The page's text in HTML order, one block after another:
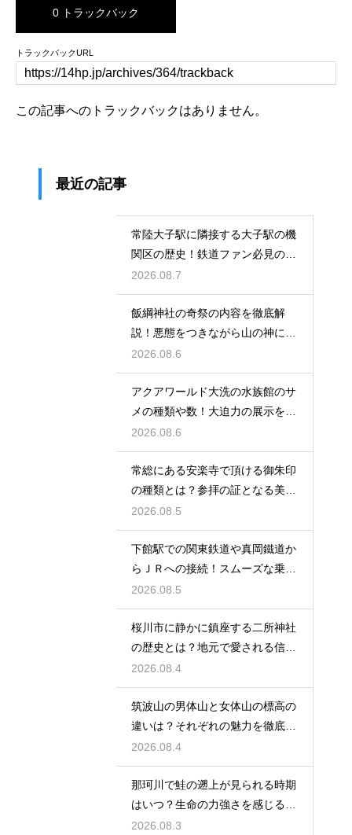
0 トラックバック
トラックバックURL
この記事へのトラックバックはありません。
最近の記事
常陸大子駅に隣接する大子駅の機
関区の歴史！鉄道ファン必見のレ
トロな姿
2026.08.7
飯綱神社の奇祭の内容を徹底解
説！悪態をつきながら山の神に祈
る不思議
2026.08.6
アクアワールド大洗の水族館のサ
メの種類や数！大迫力の展示を徹
底解説
2026.08.6
常総にある安楽寺で頂ける御朱印
の種類とは？参拝の証となる美し
い記録
2026.08.5
下館駅での関東鉄道や真岡鐵道か
らＪＲへの接続！スムーズな乗り
換え術
2026.08.5
桜川市に静かに鎮座する二所神社
の歴史とは？地元で愛される信仰
の拠点
2026.08.4
筑波山の男体山と女体山の標高の
違いは？それぞれの魅力を徹底解
説する
2026.08.4
那珂川で鮭の遡上が見られる時期
はいつ？生命の力強さを感じる秋
の風物詩
2026.08.3